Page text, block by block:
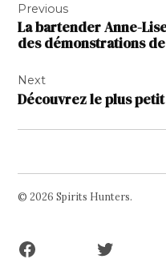
de
l’article
Previous
La bartender Anne-
des démonstrations
Next
Découvrez le plus
© 2026 Spirits Hunters.